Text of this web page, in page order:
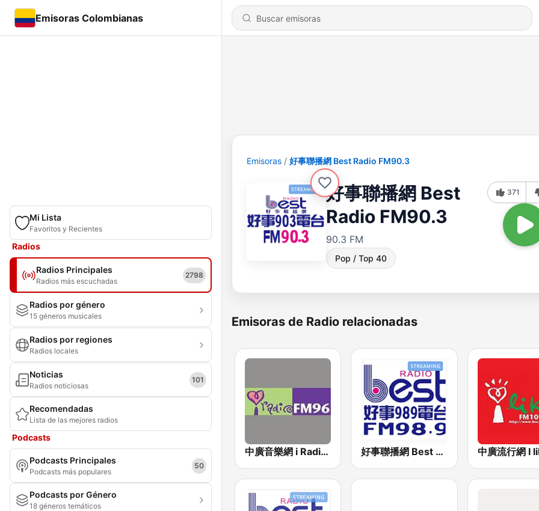
Emisoras Colombianas
Mi Lista
Favoritos y Recientes
Radios
Radios Principales
Radios más escuchadas
2798
Radios por género
15 géneros musicales
Radios por regiones
Radios locales
Noticias
Radios noticiosas
101
Recomendadas
Lista de las mejores radios
Podcasts
Podcasts Principales
Podcasts más populares
50
Podcasts por Género
18 géneros temáticos
Emisoras 好事聯播網 Best Radio FM90.3
好事聯播網 Best
Radio FM90.3
90.3 FM
Pop / Top 40
371
Emisoras de Radio relacionadas
中廣音樂網 i Radio FM96.3 好事聯播網 Best Radio FM98.9